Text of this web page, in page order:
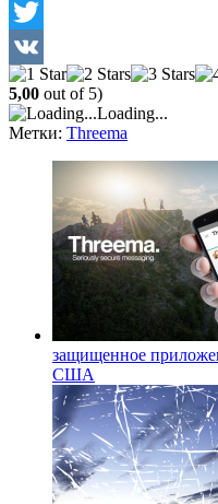
Facebook
Twitter
VK
5,00 out of 5)
Loading...
Метки: Threema
защищенное
США